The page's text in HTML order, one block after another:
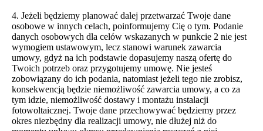
4. Jeżeli będziemy planować dalej przetwarzać Twoje dane
osobowe w innych celach, poinformujemy Cię o tym. Podanie
danych osobowych dla celów wskazanych w punkcie 2 nie jest
wymogiem ustawowym, lecz stanowi warunek zawarcia
umowy, gdyż na ich podstawie dopasujemy naszą ofertę do
Twoich potrzeb oraz przygotujemy umowę. Nie jesteś
zobowiązany do ich podania, natomiast jeżeli tego nie zrobisz,
konsekwencją będzie niemożliwość zawarcia umowy, a co za
tym idzie, niemożliwość dostawy i montażu instalacji
fotowoltaicznej. Twoje dane przechowywać będziemy przez
okres niezbędny dla realizacji umowy, nie dłużej niż do